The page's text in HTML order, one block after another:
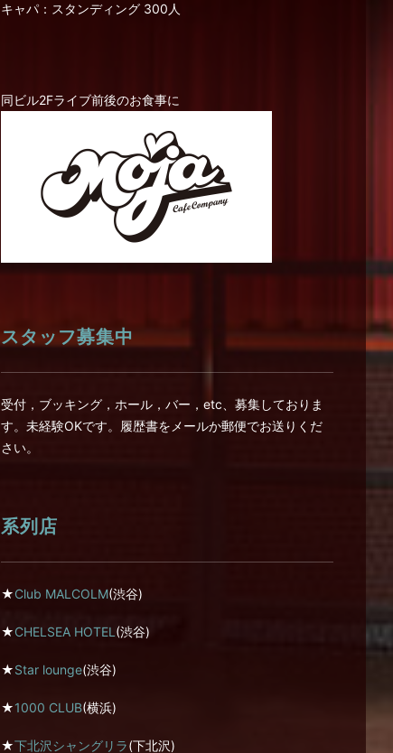
キャパ：スタンディング 300人
同ビル2Fライブ前後のお食事に
スタッフ募集中
受付，ブッキング，ホール，バー，etc、募集しておりま
す。未経験OKです。履歴書をメールか郵便でお送りくだ
さい。
系列店
★Club MALCOLM(渋谷)
★CHELSEA HOTEL (渋谷)
★Star lounge(渋谷)
★1000 CLUB(横浜)
★下北沢シャングリラ(下北沢)